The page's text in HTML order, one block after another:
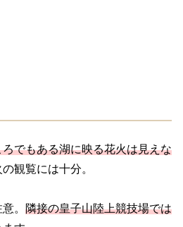
でもある湖に映る花火は見えな
観覧には十分。
。 隣接の皇子山陸上競技場では